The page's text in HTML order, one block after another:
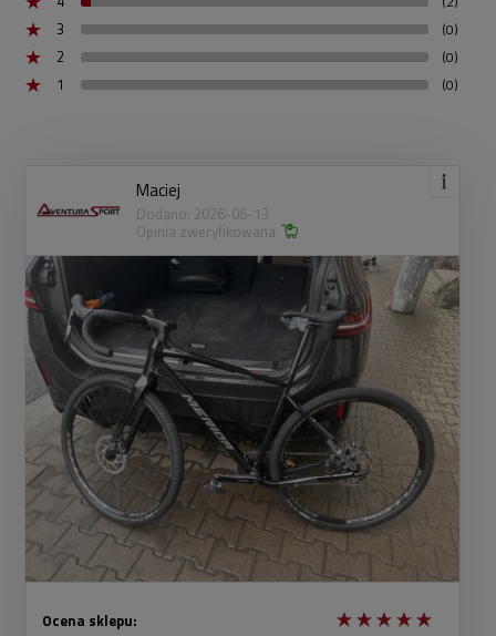
3 (0)
2 (0)
1 (0)
Maciej
Dodano: 2026-06-13
Opinia zweryfikowana
Ocena sklepu: